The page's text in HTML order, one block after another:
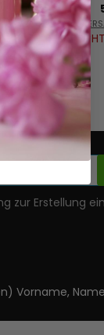
zur Erstellung
Vorname,